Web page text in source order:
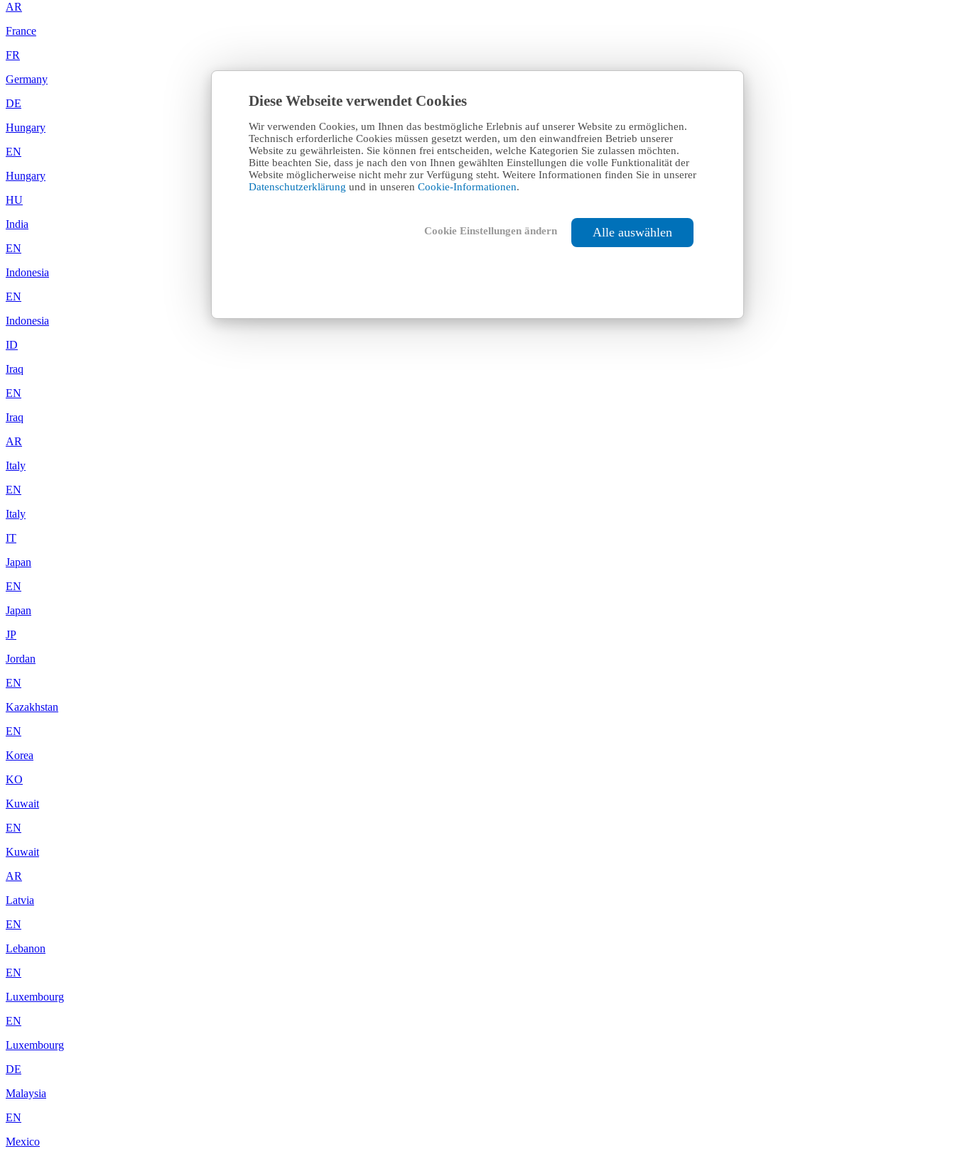
Diese Webseite verwendet Cookies
Wir verwenden Cookies, um Ihnen das bestmögliche Erlebnis auf unserer Website zu ermöglichen.
Technisch erforderliche Cookies müssen gesetzt werden, um den einwandfreien Betrieb unserer
Website zu gewährleisten. Sie können frei entscheiden, welche Kategorien Sie zulassen möchten.
Bitte beachten Sie, dass je nach den von Ihnen gewählten Einstellungen die volle Funktionalität der
Website möglicherweise nicht mehr zur Verfügung steht. Weitere Informationen finden Sie in unserer
Datenschutzerklärung und in unseren Cookie-Informationen.
Cookie Einstellungen ändern Alle auswählen
AR
France
FR
Germany
DE
Hungary
EN
Hungary
HU
India
EN
Indonesia
EN
Indonesia
ID
Iraq
EN
Iraq
AR
Italy
EN
Italy
IT
Japan
EN
Japan
JP
Jordan
EN
Kazakhstan
EN
Korea
KO
Kuwait
EN
Kuwait
AR
Latvia
EN
Lebanon
EN
Luxembourg
EN
Luxembourg
DE
Malaysia
EN
Mexico